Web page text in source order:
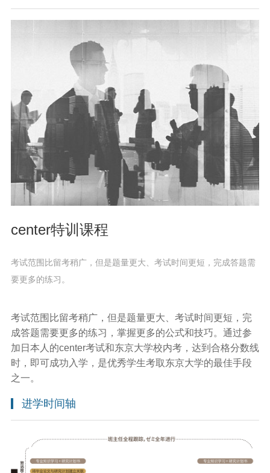
center特训课程
考试范围比留考稍广，但是题量更大、考试时间更短，完成答题需
要更多的练习。
考试范围比留考稍广，但是题量更大、考试时间更短，完
成答题需要更多的练习，掌握更多的公式和技巧。通过参
加日本人的center考试和东京大学校内考，达到合格分数线
时，即可成功入学，是优秀学生考取东京大学的最佳手段
之一。
进学时间轴